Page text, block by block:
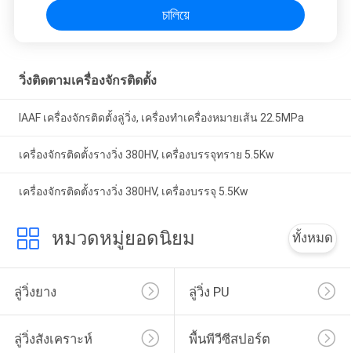
চালিয়ে
วิ่งติดตามเครื่องจักรติดตั้ง
IAAF เครื่องจักรติดตั้งลู่วิ่ง, เครื่องทำเครื่องหมายเส้น 22.5MPa
เครื่องจักรติดตั้งรางวิ่ง 380HV, เครื่องบรรจุทราย 5.5Kw
เครื่องจักรติดตั้งรางวิ่ง 380HV, เครื่องบรรจุ 5.5Kw
หมวดหมู่ยอดนิยม ทั้งหมด
ลู่วิ่งยาง ลู่วิ่ง PU
ลู่วิ่งสังเคราะห์ พื้นพีวีซีสปอร์ต